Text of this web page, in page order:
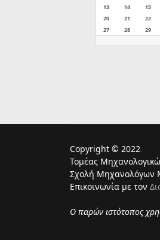
13
14 15
20
21 22
27
28 29
Copyright © 2022
Τομέας
Σχολή Μηχανολόγων
Επικοινωνία με τον
Ο παρών ιστότοπος